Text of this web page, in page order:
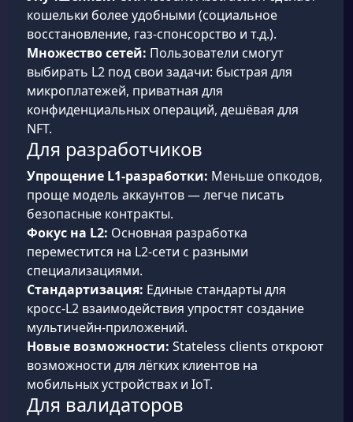
кошельки более удобными (социальное
восстановление, газ-спонсорство и т.д.).
Множество сетей: Пользователи смогут
выбирать L2 под свои задачи: быстрая для
микроплатежей, приватная для
конфиденциальных операций, дешёвая для
NFT.
Для разработчиков
Упрощение L1-разработки: Меньше опкодов,
проще модель аккаунтов — легче писать
безопасные контракты.
Фокус на L2: Основная разработка
переместится на L2-сети с разными
специализациями.
Стандартизация: Единые стандарты для
кросс-L2 взаимодействия упростят создание
мультичейн-приложений.
Новые возможности: Stateless clients откроют
возможности для лёгких клиентов на
мобильных устройствах и IoT.
Для валидаторов